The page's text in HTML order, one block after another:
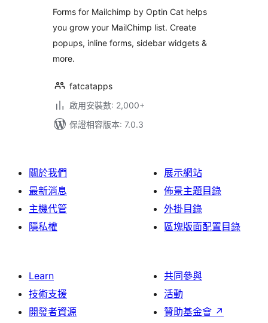
數
Forms for Mailchimp by Optin Cat helps
you grow your MailChimp list. Create
popups, inline forms, sidebar widgets &
more.
fatcatapps
啟用安裝數: 2,000+
保證相容版本: 7.0.3
關於我們
最新消息
主機代管
隱私權
展示網站
佈景主題目錄
外掛目錄
區塊版面配置目錄
Learn
技術支援
開發者資源
共同參與
活動
贊助基金會 ↗